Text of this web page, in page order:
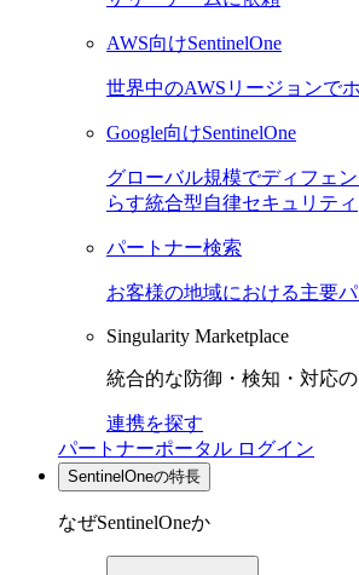
AWS向けSentinelOne
世界中のAWSリージョンで
Google向けSentinelOne
グローバル規模でディフェ
らす統合型自律セキュリティ
パートナー検索
お客様の地域における主要
Singularity Marketplace
統合的な防御・検知・対応
連携を探す
パートナーポータル ログイン
SentinelOneの特長
なぜSentinelOneか